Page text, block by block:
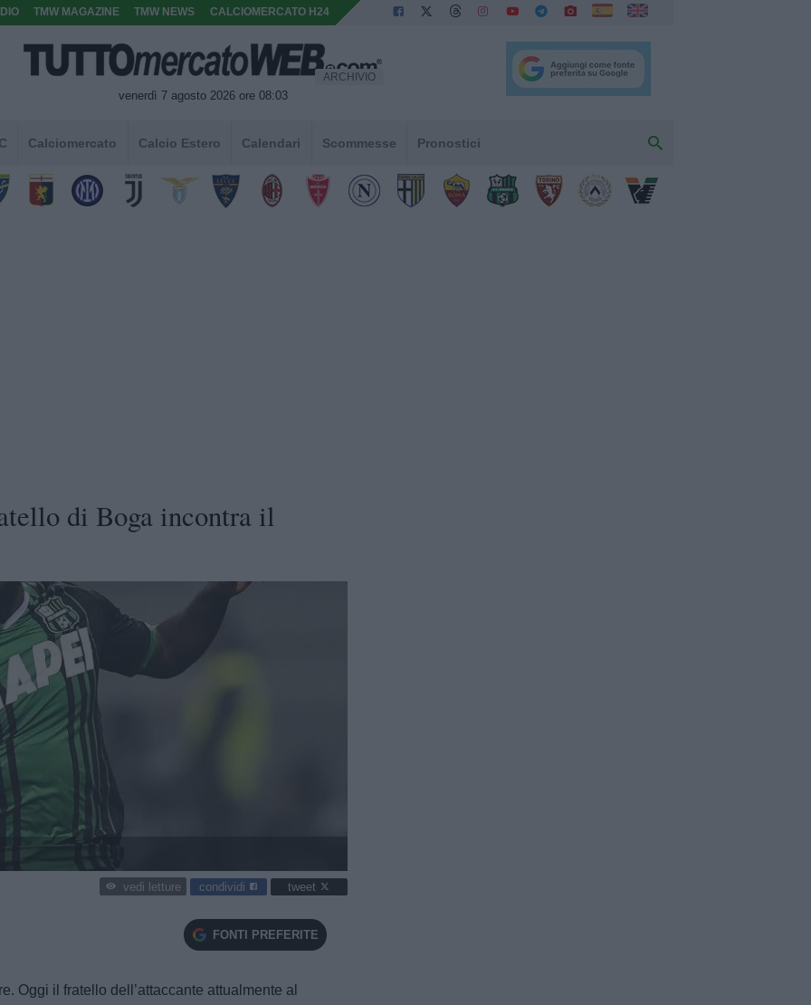
TMW MAGAZINE TMW NEWS CALCIOMERCATO H24
venerdì 7 agosto 2026 ore 08:03
ARCHIVIO
Calciomercato Calcio Estero Calendari Scommesse Pronostici
di Boga incontra il
vedi letture condividi tweet
FONTI PREFERITE
Oggi il fratello dell’attaccante attualmente al